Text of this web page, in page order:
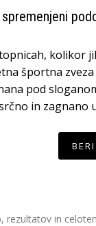
kolikor
športna zveza
pod
in zagnano
in